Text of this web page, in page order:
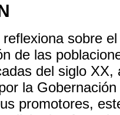
sobre
de las
del siglo
la
promotores,